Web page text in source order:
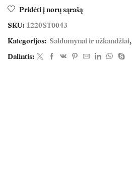
Pridėti į norų sąrašą
SKU: 1220ST0043
Kategorijos: Saldumynai ir užkandžiai,
Dalintis: